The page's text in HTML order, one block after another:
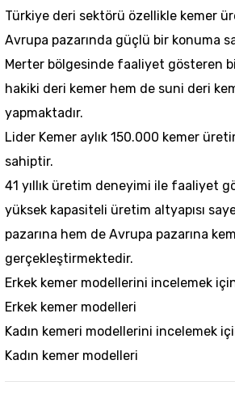
Türkiye deri sektörü özellikle kemer
Avrupa pazarında güçlü bir konuma
Merter bölgesinde faaliyet gösteren
hakiki deri kemer hem de suni deri
yapmaktadır.
Lider Kemer aylık 150.000 kemer
sahiptir.
41 yıllık üretim deneyimi ile faaliyet
yüksek kapasiteli üretim altyapısı
pazarına hem de Avrupa pazarına
gerçekleştirmektedir.
Erkek kemer modellerini incelemek
Erkek kemer modelleri
Kadın kemeri modellerini incelemek
Kadın kemer modelleri